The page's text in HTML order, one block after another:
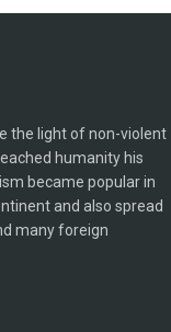
the light of non-violent
humanity his
became popular in
and also spread
many foreign